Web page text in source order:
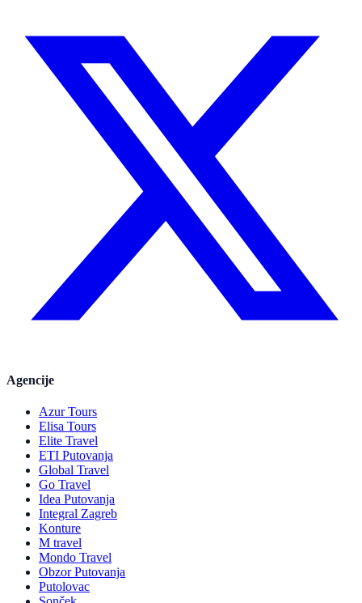
Agencije
Azur Tours
Elisa Tours
Elite Travel
ETI Putovanja
Global Travel
Go Travel
Idea Putovanja
Integral Zagreb
Konture
M travel
Mondo Travel
Obzor Putovanja
Putolovac